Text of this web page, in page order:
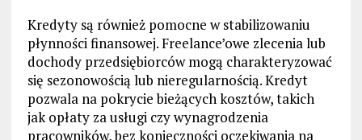
Kredyty są również pomocne w stabilizowaniu
płynności finansowej. Freelance’owe zlecenia lub
dochody przedsiębiorców mogą charakteryzować
się sezonowością lub nieregularnością. Kredyt
pozwala na pokrycie bieżących kosztów, takich
jak opłaty za usługi czy wynagrodzenia
pracowników, bez konieczności oczekiwania na